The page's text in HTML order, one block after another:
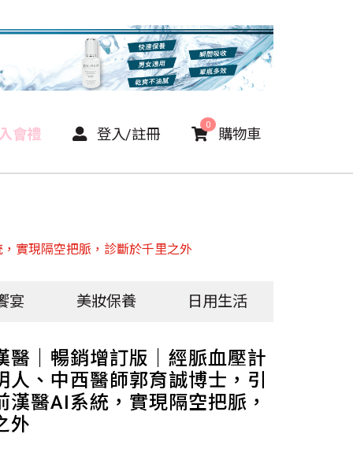
會禮 登入/註冊 購物車
0
實現隔空把脈，診斷於千里之外
宴 美妝保養 日用生活
醫｜暢銷增訂版｜經脈血壓計
人、中西醫師郭育誠博士，引
漢醫AI系統，實現隔空把脈，
外